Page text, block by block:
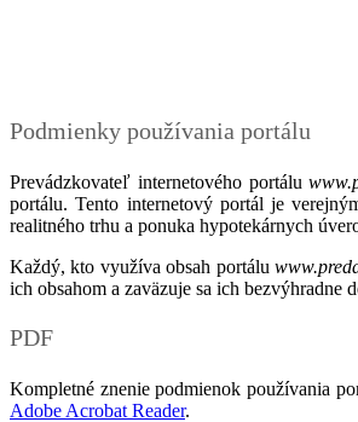
Podmienky používania portálu
Prevádzkovateľ internetového portálu
portálu. Tento internetový portál je
realitného trhu a ponuka hypotekárnych
Každý, kto využíva obsah portálu
ich obsahom a zaväzuje sa ich
PDF
Kompletné znenie podmienok používania
Adobe Acrobat Reader.